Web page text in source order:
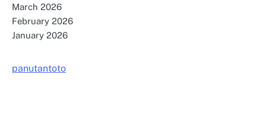
March 2026
February 2026
January 2026
panutantoto